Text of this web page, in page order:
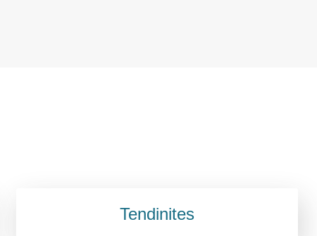
Tendinites